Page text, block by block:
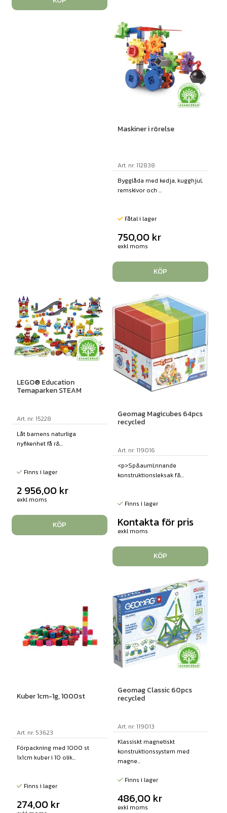
Maskiner i rörelse
Art. nr: 112838
Bygglåda med kedja, kugghjul,
remskivor och ...
Fåtal i lager
750,00 kr
exkl moms
KÖP
LEGO® Education
Temaparken STEAM
Art. nr: 15228
Låt barnens naturliga
nyfikenhet få r&...
Finns i lager
2 956,00 kr
exkl moms
KÖP
Geomag Magicubes 64pcs
recycled
Art. nr: 119016
<p>Sp&auml;nnande
konstruktionsleksak f&...
Finns i lager
Kontakta för pris
exkl moms
KÖP
Kuber 1cm-1g, 1000st
Art. nr: 53623
Förpackning med 1000 st
1x1cm kuber i 10 olik...
Finns i lager
274,00 kr
Geomag Classic 60pcs
recycled
Art. nr: 119013
Klassiskt magnetiskt
konstruktionssystem med
magne...
Finns i lager
486,00 kr
exkl moms